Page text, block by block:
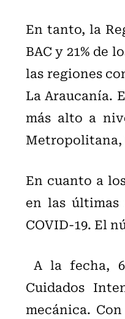
En tanto, la
BAC y 21% de
las regiones
La Araucanía.
más alto a
Metropolitana,
En cuanto a
en las últimas
COVID-19. El
A la fecha,
Cuidados
mecánica.